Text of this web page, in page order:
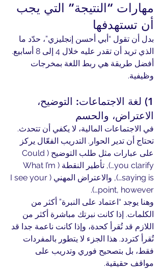
مهارات “النتيجة” التي يجب
أن تستهدفها
بدل أن تقول “أبي أحسن إنجليزي”، حدّد ما
الذي تريد أن تقدر عليه خلال 4 إلى 8 أسابيع.
أفضل طريقة هي ربط اللغة بمخرجات
وظيفية.
1) لغة الاجتماعات: التوضيح،
الاعتراض، والحسم
في الاجتماعات المالية، لا يكفي أن تتحدث.
تحتاج أن تدير الحوار. التدريب الفعّال يركز
على عبارات مثل طلب التوضيح (Could
you clarify…), تأطير النقطة (What I’m
saying is…), والاعتراض المهني (I see your
point, however…).
وهنا يوجد “اعتماد على النبرة” أكثر من
الكلمات. إذا كانت نبرتك مباشرة أكثر من
اللازم قد تُقرأ كحدة، وإذا كانت ناعمة جدا قد
تُقرأ كتردد. هذا الجزء لا يتطور بالمفردات
فقط، بل بتصحيح فوري وتدريب على
مواقف حقيقية.